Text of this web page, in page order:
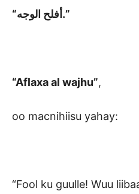
“أفلح الوجه.”
“Aflaxa al wajhu”,
oo macnihiisu yahay:
“Fool ku guulle! Wuu